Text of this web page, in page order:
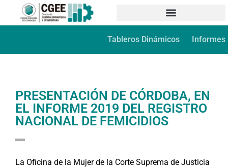
Tableros Dinámicos Informes
PRESENTACIÓN DE CÓRDOBA, EN
EL INFORME 2019 DEL REGISTRO
NACIONAL DE FEMICIDIOS
La Oficina de la Mujer de la Corte Suprema de Justicia